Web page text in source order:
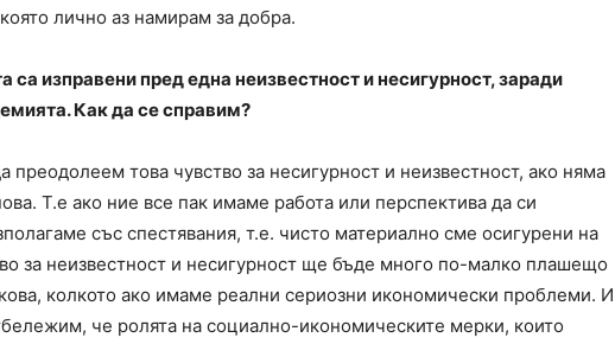
лично аз намирам за добра.
изправени пред една неизвестност и несигурност, заради
Как да се справим?
преодолеем това чувство за несигурност и неизвестност, ако няма
Т.е ако ние все пак имаме работа или перспектива да си
със спестявания, т.е. чисто материално сме осигурени на
за неизвестност и несигурност ще бъде много по-малко плашещо
колкото ако имаме реални сериозни икономически проблеми. И
че ролята на социално-икономическите мерки, които